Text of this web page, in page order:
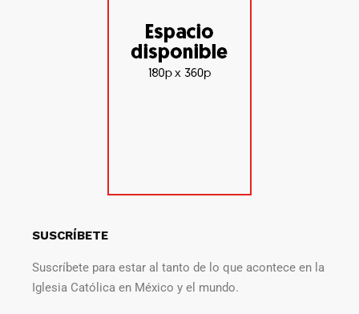
SUSCRÍBETE
Suscríbete para estar al tanto de lo que acontece en la
Iglesia Católica en México y el mundo.